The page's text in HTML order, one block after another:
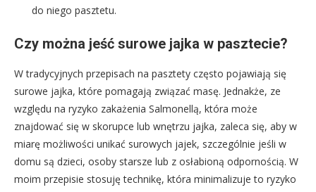
do niego pasztetu.
Czy można jeść surowe jajka w pasztecie?
W tradycyjnych przepisach na pasztety często pojawiają się
surowe jajka, które pomagają związać masę. Jednakże, ze
względu na ryzyko zakażenia Salmonellą, która może
znajdować się w skorupce lub wnętrzu jajka, zaleca się, aby w
miarę możliwości unikać surowych jajek, szczególnie jeśli w
domu są dzieci, osoby starsze lub z osłabioną odpornością. W
moim przepisie stosuję technikę, która minimalizuje to ryzyko